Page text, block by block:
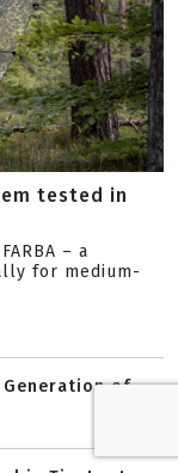
tested in
– a
for medium-
Generation of ...